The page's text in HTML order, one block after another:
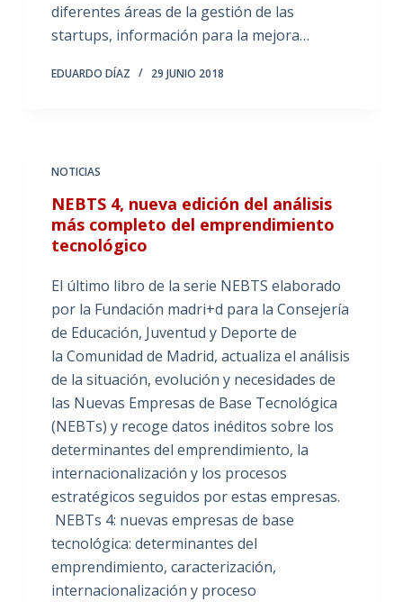
diferentes áreas de la gestión de las
startups, información para la mejora…
EDUARDO DÍAZ 29 JUNIO 2018
NOTICIAS
NEBTS 4, nueva edición del análisis
más completo del emprendimiento
tecnológico
El último libro de la serie NEBTS elaborado
por la Fundación madri+d para la Consejería
de Educación, Juventud y Deporte de
la Comunidad de Madrid, actualiza el análisis
de la situación, evolución y necesidades de
las Nuevas Empresas de Base Tecnológica
(NEBTs) y recoge datos inéditos sobre los
determinantes del emprendimiento, la
internacionalización y los procesos
estratégicos seguidos por estas empresas.
NEBTs 4: nuevas empresas de base
tecnológica: determinantes del
emprendimiento, caracterización,
internacionalización y proceso